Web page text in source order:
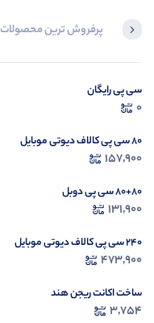
پرفروش ترین محصولات
سی پی رایگان
0
۸۰ سی پی کالاف دیوتی موبایل
157,900
۸۰+۸۰ سی پی دوبل
131,900
۲۴۰ سی پی کالاف دیوتی موبایل
473,900
ساخت اکانت ریجن هند
3,754
۵۸۸۰ + ۸۰ سی پی رایگان کالاف دیوتی موبایل
8,999,900